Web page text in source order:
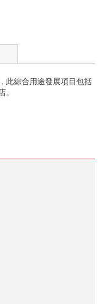
此綜合用途發展項目包括